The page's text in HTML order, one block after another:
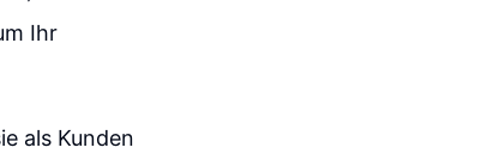
Ihr
als Kunden